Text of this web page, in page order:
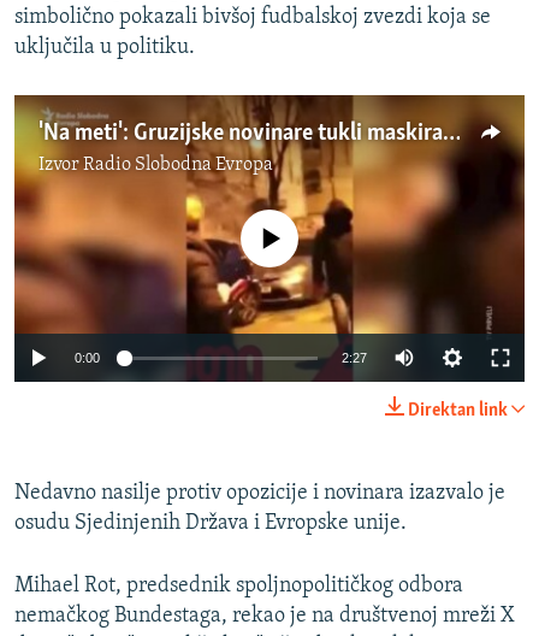
simbolično pokazali bivšoj fudbalskoj zvezdi koja se
uključila u politiku.
'Na meti': Gruzijske novinare tukli maskirani muškarci usred protesta
IzvorRadio Slobodna Evropa
720p 1080p
No media source currently available
0:00 2:27
Direktan link
Nedavno nasilje protiv opozicije i novinara izazvalo je
osudu Sjedinjenih Država i Evropske unije.
Mihael Rot, predsednik spoljnopolitičkog odbora
nemačkog Bundestaga, rekao je na društvenoj mreži X